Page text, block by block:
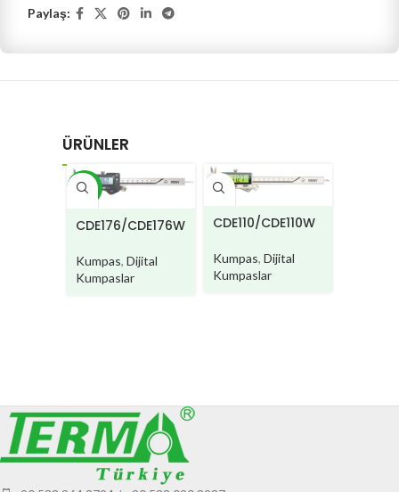
Paylaş:
ÜRÜNLER
YENI
CDE176/CDE176W
Kumpas, Dijital
Kumpaslar
CDE110/CDE110W
Kumpas, Dijital
Kumpaslar